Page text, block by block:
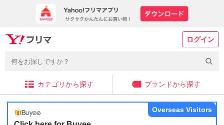
ログイン
カテゴリから探す ブランドから探す
Overseas Visitors